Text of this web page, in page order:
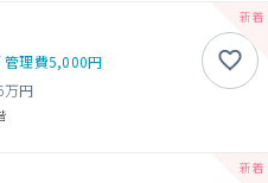
管理費5,000円
万円